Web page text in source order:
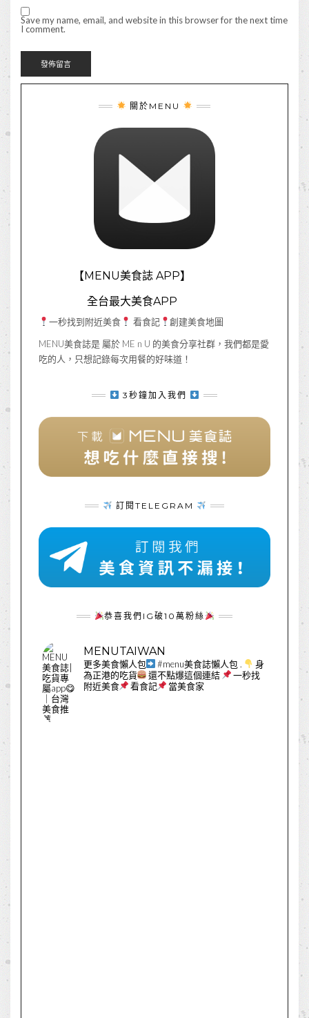
Save my name, email, and website in this browser for the next time
I comment.
關於MENU
【MENU美食誌 APP】
全台最大美食APP
一秒找到附近美食 看食記
創建美食地圖
MENU美食誌是 屬於 ME n U 的美食分享社群，我們都是愛
吃的人，只想記錄每次用餐的好味道！
3秒鐘加入我們
訂閱TELEGRAM
恭喜我們IG破10萬粉絲
MENUTAIWAN
更多美食懶人包 #menu美食誌懶人包 .
身
為正港的吃貨
還不點爆這個連結
一秒找
附近美食
看食記 當美食家